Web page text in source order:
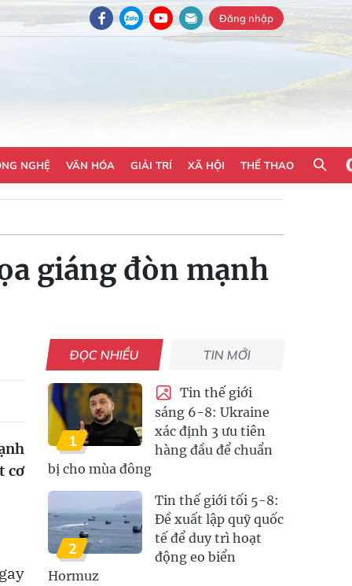
Đăng nhập
NGHỆ VĂN HÓA GIẢI TRÍ XÃ HỘI THỂ THAO
giáng đòn mạnh
cơ
ĐỌC NHIỀU TIN MỚI
1
Tin thế giới
sáng 6-8: Ukraine
xác định 3 ưu tiên
hàng đầu để chuẩn
bị cho mùa đông
2
Tin thế giới tối 5-8:
Đề xuất lập quỹ quốc
tế để duy trì hoạt
động eo biển
Hormuz